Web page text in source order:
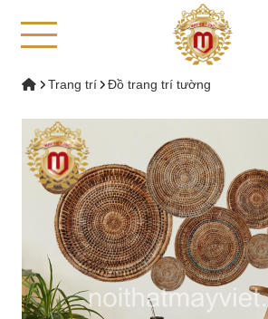
Trang trí Đồ trang trí tường